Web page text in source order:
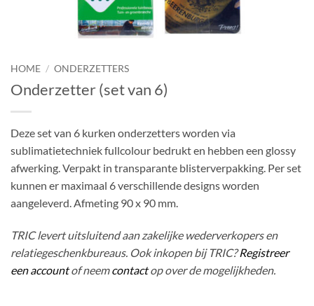
HOME / ONDERZETTERS
Onderzetter (set van 6)
Deze set van 6 kurken onderzetters worden via
sublimatietechniek fullcolour bedrukt en hebben een glossy
afwerking. Verpakt in transparante blisterverpakking. Per set
kunnen er maximaal 6 verschillende designs worden
aangeleverd. Afmeting 90 x 90 mm.
TRIC levert uitsluitend aan zakelijke wederverkopers en
relatiegeschenkbureaus. Ook inkopen bij TRIC?Registreer
een accountof neemcontactop over de mogelijkheden.